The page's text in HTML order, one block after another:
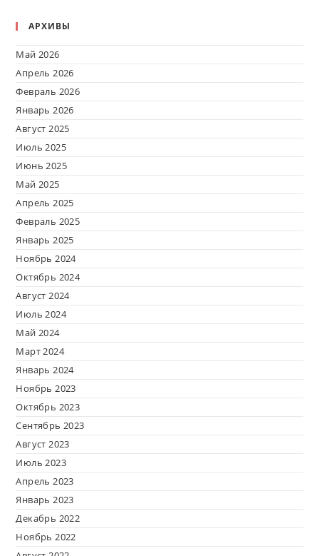
АРХИВЫ
Май 2026
Апрель 2026
Февраль 2026
Январь 2026
Август 2025
Июль 2025
Июнь 2025
Май 2025
Апрель 2025
Февраль 2025
Январь 2025
Ноябрь 2024
Октябрь 2024
Август 2024
Июль 2024
Май 2024
Март 2024
Январь 2024
Ноябрь 2023
Октябрь 2023
Сентябрь 2023
Август 2023
Июль 2023
Апрель 2023
Январь 2023
Декабрь 2022
Ноябрь 2022